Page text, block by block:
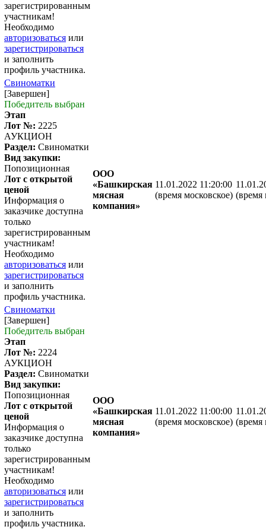
зарегистрированным
участникам!
Необходимо
авторизоваться или
зарегистрироваться
и заполнить
профиль участника.
Свиноматки
[Завершен]
Победитель выбран
Этап
Лот №: 2225
АУКЦИОН
Раздел: Свиноматки
Вид закупки:
Попозиционная
Лот с открытой
ценой
Информация о
заказчике доступна
только
зарегистрированным
участникам!
Необходимо
авторизоваться или
зарегистрироваться
и заполнить
профиль участника.
ООО
«Башкирская
мясная
компания»
11.01.2022 11:20:00
(время московское) (время
Свиноматки
[Завершен]
Победитель выбран
Этап
Лот №: 2224
АУКЦИОН
Раздел: Свиноматки
Вид закупки:
Попозиционная
Лот с открытой
ценой
Информация о
заказчике доступна
только
зарегистрированным
участникам!
Необходимо
авторизоваться или
зарегистрироваться
и заполнить
профиль участника.
ООО
«Башкирская
мясная
компания»
11.01.2022 11:00:00
(время московское) (время